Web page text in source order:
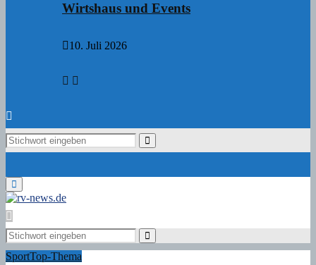
Wirtshaus und Events
10. Juli 2026
Search
Search
Primary
Menu
Search
for:
Search
SportTop-Thema